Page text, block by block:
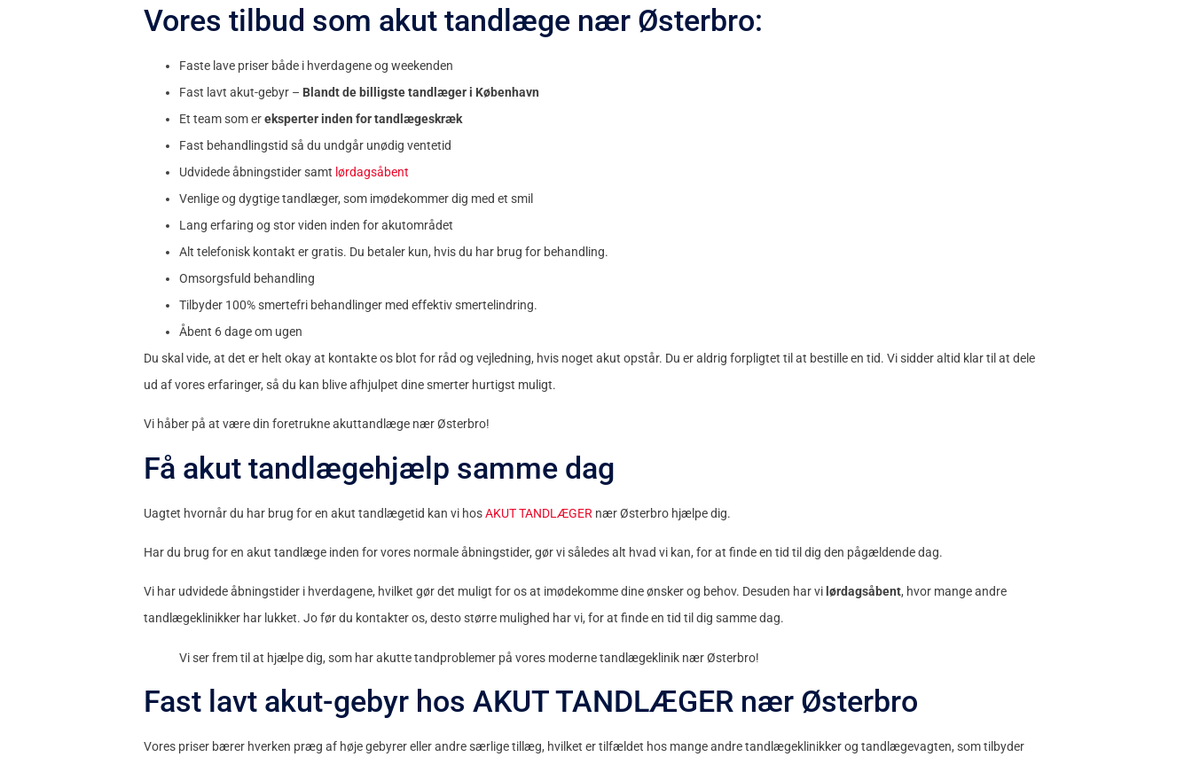
Vores tilbud som akut tandlæge nær Østerbro:
Faste lave priser både i hverdagene og weekenden
Fast lavt akut-gebyr – Blandt de billigste tandlæger i København
Et team som ereksperter inden for tandlægeskræk
Fast behandlingstid så du undgår unødig ventetid
Udvidede åbningstider samt lørdagsåbent
Venlige og dygtige tandlæger, som imødekommer dig med et smil
Lang erfaring og stor viden inden for akutområdet
Alt telefonisk kontakt er gratis. Du betaler kun, hvis du har brug for behandling.
Omsorgsfuld behandling
Tilbyder 100% smertefri behandlinger med effektiv smertelindring.
Åbent 6 dage om ugen
Du skal vide, at det er helt okay at kontakte os blot for råd og vejledning, hvis noget akut opstår. Du er aldrig forpligtet til at bestille en tid. Vi sidder altid klar til at dele
ud af vores erfaringer, så du kan blive afhjulpet dine smerter hurtigst muligt.
Vi håber på at være din foretrukne akuttandlæge nær Østerbro!
Få akut tandlægehjælp samme dag
Uagtet hvornår du har brug for en akut tandlægetid kan vi hosAKUT TANDLÆGER nær Østerbro hjælpe dig.
Har du brug for en akut tandlæge inden for vores normale åbningstider, gør vi således alt hvad vi kan, for at finde en tid til dig den pågældende dag.
Vi har udvidede åbningstider i hverdagene, hvilket gør det muligt for os at imødekomme dine ønsker og behov. Desuden har vi lørdagsåbent, hvor mange andre
tandlægeklinikker har lukket. Jo før du kontakter os, desto større mulighed har vi, for at finde en tid til dig samme dag.
Vi ser frem til at hjælpe dig, som har akutte tandproblemer på vores moderne tandlægeklinik nær Østerbro!
Fast lavt akut-gebyr hos AKUT TANDLÆGER nær Østerbro
Vores priser bærer hverken præg af høje gebyrer eller andre særlige tillæg, hvilket er tilfældet hos mange andre tandlægeklinikker og tandlægevagten, som tilbyder